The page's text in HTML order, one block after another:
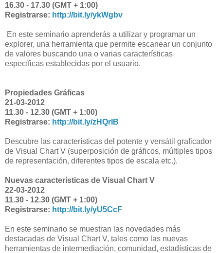
16.30 - 17.30 (GMT + 1:00)
Registrarse: http://bit.ly/ykWgbv
En este seminario aprenderás a utilizar y programar un
explorer, una herramienta que permite escanear un conjunto
de valores buscando una o varias características
específicas establecidas por el usuario.
Propiedades Gráficas
21-03-2012
11.30 - 12.30 (GMT + 1:00)
Registrarse: http://bit.ly/zHQrIB
Descubre las características del potente y versátil graficador
de Visual Chart V (superposición de gráficos, múltiples tipos
de representación, diferentes tipos de escala etc.).
Nuevas características de Visual Chart V
22-03-2012
11.30 - 12.30 (GMT + 1:00)
Registrarse: http://bit.ly/yU5CcF
En este seminario se muestran las novedades más
destacadas de Visual Chart V, tales como las nuevas
herramientas de intermediación, comunidad, estadísticas de